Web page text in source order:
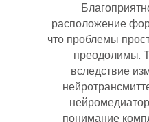
расположение
что проблемы
преодолимы.
вследствие
понимание